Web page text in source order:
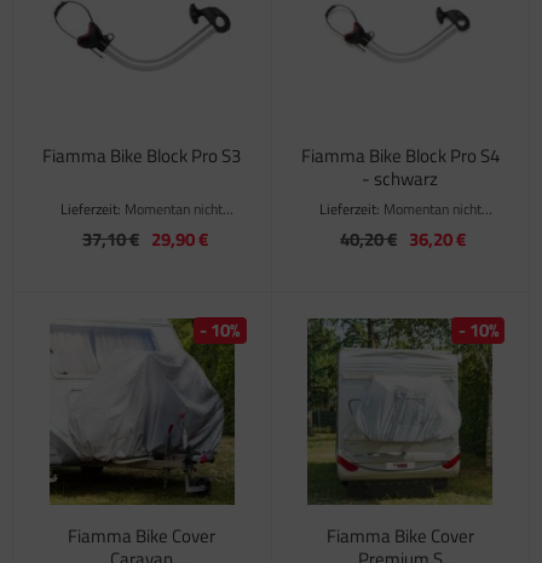
Fiamma Bike Block Pro S3
Lieferzeit: Momentan nicht
verfügbar
37,10 € 29,90 €
Fiamma Bike Block Pro S4
- schwarz
Lieferzeit: Momentan nicht
verfügbar
40,20 € 36,20 €
Fiamma Bike Cover
- 10%
Fiamma Bike Cover
- 10%